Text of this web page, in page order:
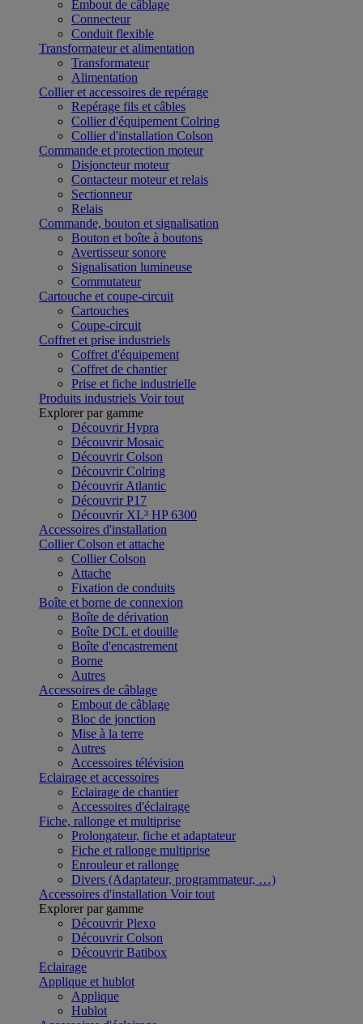
Embout de câblage
Connecteur
Conduit flexible
Transformateur et alimentation
Transformateur
Alimentation
Collier et accessoires de repérage
Repérage fils et câbles
Collier d'équipement Colring
Collier d'installation Colson
Commande et protection moteur
Disjoncteur moteur
Contacteur moteur et relais
Sectionneur
Relais
Commande, bouton et signalisation
Bouton et boîte à boutons
Avertisseur sonore
Signalisation lumineuse
Commutateur
Cartouche et coupe-circuit
Cartouches
Coupe-circuit
Coffret et prise industriels
Coffret d'équipement
Coffret de chantier
Prise et fiche industrielle
Produits industriels Voir tout
Explorer par gamme
Découvrir Hypra
Découvrir Mosaic
Découvrir Colson
Découvrir Colring
Découvrir Atlantic
Découvrir P17
Découvrir XL³ HP 6300
Accessoires d'installation
Collier Colson et attache
Collier Colson
Attache
Fixation de conduits
Boîte et borne de connexion
Boîte de dérivation
Boîte DCL et douille
Boîte d'encastrement
Borne
Autres
Accessoires de câblage
Embout de câblage
Bloc de jonction
Mise à la terre
Autres
Accessoires télévision
Eclairage et accessoires
Eclairage de chantier
Accessoires d'éclairage
Fiche, rallonge et multiprise
Prolongateur, fiche et adaptateur
Fiche et rallonge multiprise
Enrouleur et rallonge
Divers (Adaptateur, programmateur, …)
Accessoires d'installation Voir tout
Explorer par gamme
Découvrir Plexo
Découvrir Colson
Découvrir Batibox
Eclairage
Applique et hublot
Applique
Hublot